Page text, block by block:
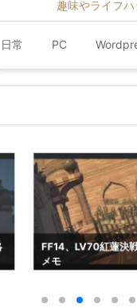
趣味やライフハ
日常 PC
FF14、LV70紅蓮決
メモ